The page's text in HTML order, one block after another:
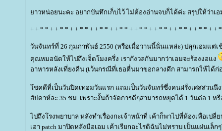
าวหน่อยนะคะ อยากบันทึกเก็บไว้ ไม่ต้องอ่านจบก็ได้ค่ะ สรุปให้ว่าเ
+ + * * + + * * + + * * + + * * + + * * + + * * + + * * + + * * + + * * + +
วันจันทร์ที่ 26 กุมภาพันธ์ 2550 (หรือเมื่อวานนี้นั่นแหล่ะ) ปลุกเอมแต่เ
คุณหมอนัดให้ไปถึงเจ็ดโมงครึ่ง เรากังวลกันมากว่าเอมจะร้องงอแง
อาหารหลังเที่ยงคืน (เว้นกรณีที่เธอตื่นมาขอกลางดึก สามารถให้ได้
ชคดีที่เป็นวันปิดเทอมวันแรก แถมเป็นวันจันทร์ซึ่งคนฝรั่งเศสส่วนนึ
สัปดาห์ละ 35 ชม. เพราะงั้นถ้าจัดการดีๆสามารถหยุดได้ 1 วันต่อ 1 ห
ไปถึงโรงพยาบาล หลังทำเรื่องกะเจ้าหน้าที่ เค้าก็พาไปที่ห้องเพื่อเป
เอา patch มาปิดหลังมือเอม เค้าเรียกอะไรดิฉันไม่ทราบ เป็นแผ่นเล็